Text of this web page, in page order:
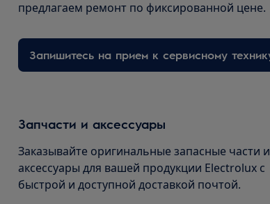
предлагаем ремонт по фиксированной цене.
Запчасти и аксессуары
Заказывайте оригинальные запасные части и
аксессуары для вашей продукции Electrolux с
быстрой и доступной доставкой почтой.